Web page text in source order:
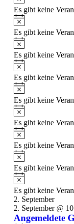
Es gibt keine
Es gibt keine
Es gibt keine
Es gibt keine
Es gibt keine
Es gibt keine
Es gibt keine
Es gibt keine
Es gibt keine
2. September
2. September @
Angemeldete